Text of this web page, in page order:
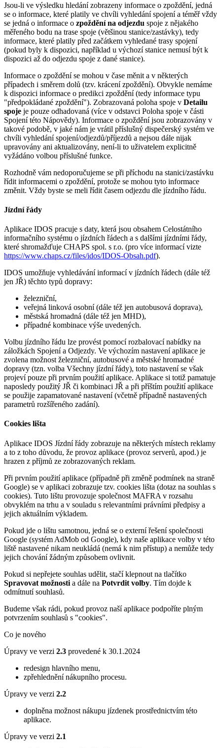
Jsou-li ve výsledku hledání zobrazeny informace o zpoždění, jedná
se o informace, které platily ve chvíli vyhledání spojení a téměř vždy
se jedná o informace o zpoždění na odjezdu spoje z nějakého
měřeného bodu na trase spoje (většinou stanice/zastávky), tedy
informace, které platily před začátkem vyhledané trasy spojení
(pokud byly k dispozici, například u výchozí stanice nemusí být k
dispozici až do odjezdu spoje z dané stanice).
Informace o zpoždění se mohou v čase měnit a v některých
případech i směrem dolů (tzv. krácení zpoždění). Obvykle nemáme
k dispozici informace o predikci zpoždění (tedy informace typu
"předpokládané zpoždění"). Zobrazovaná poloha spoje v Detailu
spoje je pouze odhadovaná (více v odstavci Poloha spoje v části
Spojení této Nápovědy). Informace o zpoždění jsou zobrazovány v
takové podobě, v jaké nám je vrátil příslušný dispečerský systém ve
chvíli vyhledání spojení/odjezdů/příjezdů a nejsou dále nijak
upravovány ani aktualizovány, není-li to uživatelem explicitně
vyžádáno volbou příslušné funkce.
Rozhodně vám nedoporučujeme se při příchodu na stanici/zastávku
řídit informacemi o zpoždění, protože se mohou tyto informace
změnit. Vždy byste se meli řídit časem odjezdu dle jízdního řádu.
Jízdní řády
Aplikace IDOS pracuje s daty, která jsou obsahem Celostátního
informačního systému o jízdních řádech a s dalšími jízdními řády,
které shromažďuje CHAPS spol. s r.o. (pro více informací vizte
https://www.chaps.cz/files/idos/IDOS-Obsah.pdf).
IDOS umožňuje vyhledávání informací v jízdních řádech (dále též
jen JŘ) těchto typů dopravy:
železniční,
veřejná linková osobní (dále též jen autobusová doprava),
městská hromadná (dále též jen MHD),
případné kombinace výše uvedených.
Volbu jízdního řádu lze provést pomocí rozbalovací nabídky na
záložkách Spojení a Odjezdy. Ve výchozím nastavení aplikace je
zvolena možnost železniční, autobusové a městské hromadné
dopravy (tzn. volba Všechny jízdní řády), toto nastavení se však
projeví pouze při prvním použití aplikace. Aplikace si totiž pamatuje
naposledy použitý JŘ či kombinaci JŘ a při příštím použití aplikace
se použije zapamatované nastavení (včetně případně nastavených
parametrů rozšířeného zadání).
Cookies lišta
Aplikace IDOS Jízdní řády zobrazuje na některých místech reklamy
a to z toho důvodu, že provoz aplikace (provoz serverů, apod.) je
hrazen z příjmů ze zobrazovaných reklam.
Při prvním použití aplikace (případně při změně podmínek na straně
Google) se v aplikaci zobrazuje tzv. cookies lišta (dotaz na souhlas s
cookies). Tuto lištu provozuje společnost MAFRA v rozsahu
obvyklém na trhu a v souladu s relevantními právními předpisy a
jejich aktuálním výkladem.
Pokud jde o lištu samotnou, jedná se o externí řešení společnosti
Google (systém AdMob od Google), kdy naše aplikace volby v této
liště nastavené nikam neukládá (nemá k nim přístup) a nemůže tedy
jejich chování žádným způsobem ovlivnit.
Pokud si nepřejete souhlas udělit, stačí klepnout na tlačítko
Spravovat možnosti a dále na Potvrdit volby. Tím dojde k
odmítnutí souhlasů.
Budeme však rádi, pokud provoz naší aplikace podpoříte plným
potvrzením souhlasů s "cookies".
Co je nového
Úpravy ve verzi 2.3 provedené k 30.1.2024
redesign hlavního menu,
zpřehlednění nákupního procesu.
Úpravy ve verzi 2.2
doplněna možnost nákupu jízdenek prostřednictvím této
aplikace.
Úpravy ve verzi 2.1